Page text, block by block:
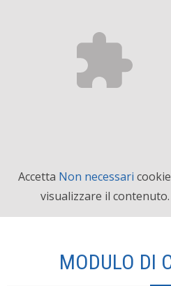
Accetta Non necessari
visualizzare il contenuto.
MODULO DI